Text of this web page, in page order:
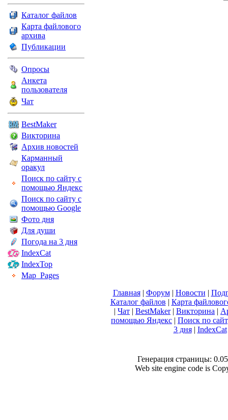
Каталог файлов
Карта файлового
архива
Публикации
Опросы
Анкета
пользователя
Чат
BestMaker
Викторина
Архив новостей
Карманный
оракул
Поиск по сайту с
помощью Яндекс
Поиск по сайту с
помощью Google
Фото дня
Для души
Погода на 3 дня
IndexCat
IndexTop
Map_Pages
Главная| Форум| Новости |
Каталог файлов | Карта
| Чат | BestMaker| Викторина |
помощью Яндекс | Поиск по
3 дня| IndexCat
Генерация страницы:
Web site engine code is